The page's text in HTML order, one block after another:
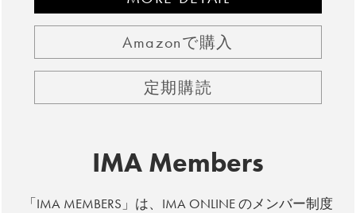
Amazonで購入
定期購読
IMA Members
「IMA MEMBERS」は、IMA ONLINE のメンバー制度